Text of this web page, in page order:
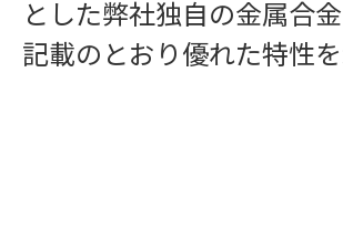
とした弊社独自の金属合
記載のとおり優れた特性を